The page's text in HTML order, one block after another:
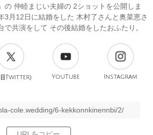
の 仲睦まじい夫婦の 2ショットを公開しま
月12日に結婚をした 木村了さんと奥菜恵さ
で共演をして その後結婚をしたおふたり。
Twitter) YouTube Instagram
cole.wedding/6-kekkonnkinennbi/2/